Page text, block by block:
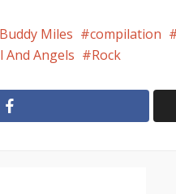
Buddy Miles compilation
And Angels Rock